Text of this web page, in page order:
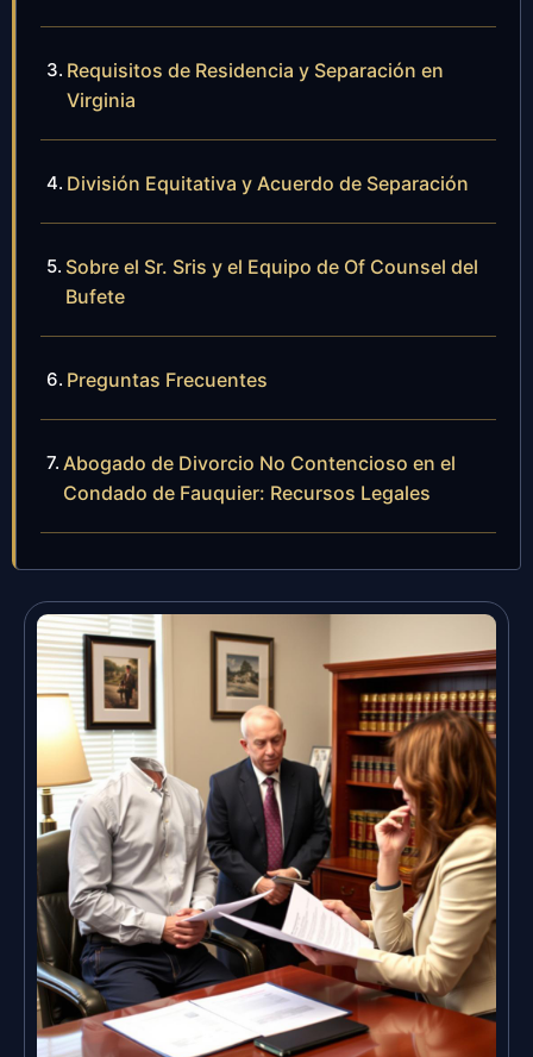
Requisitos de Residencia y Separación en
Virginia
División Equitativa y Acuerdo de Separación
Sobre el Sr. Sris y el Equipo de Of Counsel del
Bufete
Preguntas Frecuentes
Abogado de Divorcio No Contencioso en el
Condado de Fauquier: Recursos Legales